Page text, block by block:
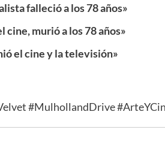
falleció a los 78 años»
cine, murió a los 78 años»
el cine y la televisión»
#MulhollandDrive